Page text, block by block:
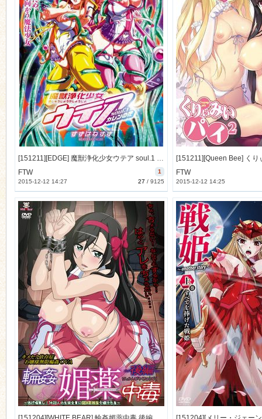
[151211][EDGE] 魔獣浄化少女ウテア soul.1 カレンの花 (DVD 720x480 x264) [357M]
1
FTW
27 / 9125
2015-12-12 14:27
FTW
2015-12-12 14:25